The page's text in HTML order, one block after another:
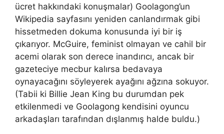
ücret hakkındaki konuşmalar) Goolagong’un
Wikipedia sayfasını yeniden canlandırmak gibi
hissetmeden dokuma konusunda iyi bir iş
çıkarıyor. McGuire, feminist olmayan ve cahil bir
acemi olarak son derece inandırıcı, ancak bir
gazeteciye mecbur kalırsa bedavaya
oynayacağını söyleyerek ayağını ağzına sokuyor.
(Tabii ki Billie Jean King bu durumdan pek
etkilenmedi ve Goolagong kendisini oyuncu
arkadaşları tarafından dışlanmış halde buldu.)